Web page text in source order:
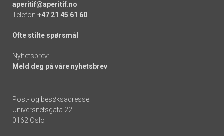
aperitif@aperitif.no
Telefon +47 21 45 61 60
Ofte stilte spørsmål
Nyhetsbrev:
Meld deg på våre nyhetsbrev
Post- og besøksadresse:
Universitetsgata 22
0162 Oslo